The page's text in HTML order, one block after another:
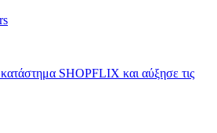
SHOPFLIX και αύξησε τις